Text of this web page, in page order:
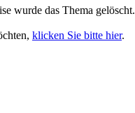
wurde das Thema gelöscht.
klicken Sie bitte hier.